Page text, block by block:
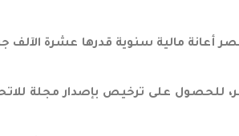
أعانة مالية سنوية قدرها عشرة الآلف
بمصر، للحصول على ترخيص بإصدار مجلة